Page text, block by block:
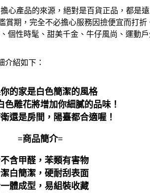
產品的來源，絕對是百貨正品，都是
期，完全不必擔心服務因撿便宜而打
個性時髦、甜美千金、牛仔風尚、運動
介紹如下：
的家是白色簡潔的風格
色雕花將增加你細膩的品味！
還是房間，陽臺都合適喔！
=商品簡介=
含甲醛，苯類有害物
白簡潔，硬耐刮表面
體成型，易組裝收藏